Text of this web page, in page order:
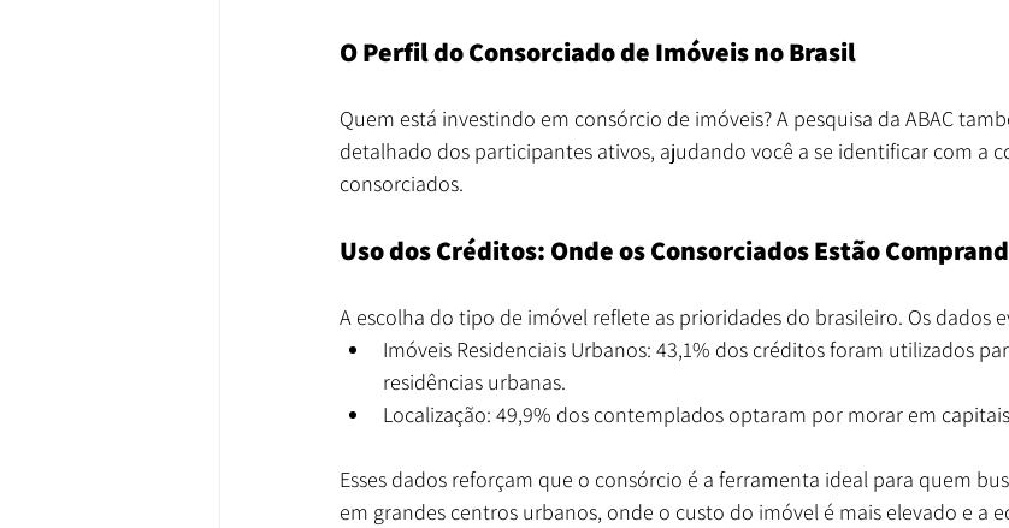
O Perfil do Consorciado de Imóveis no Brasil
Quem está investindo em consórcio de imóveis? A pesquisa da ABAC
detalhado dos participantes ativos, ajudando você a se identificar com a
consorciados.
Uso dos Créditos: Onde os Consorciados Estão
A escolha do tipo de imóvel reflete as prioridades do brasileiro. Os dados
Imóveis Residenciais Urbanos: 43,1% dos créditos foram utilizados
residências urbanas.
Localização: 49,9% dos contemplados optaram por morar em
Esses dados reforçam que o consórcio é a ferramenta ideal para quem
em grandes centros urbanos, onde o custo do imóvel é mais elevado e a